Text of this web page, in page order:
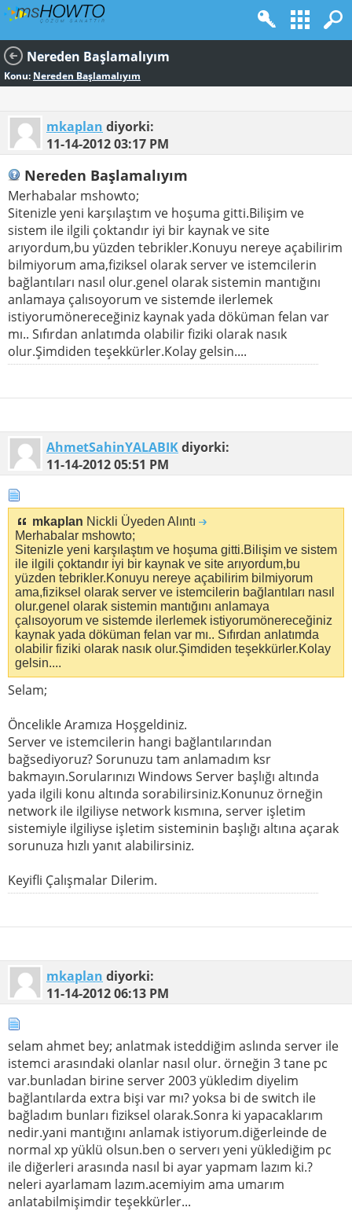
Nereden Başlamalıyım
Konu: Nereden Başlamalıyım
mkaplan diyorki:
11-14-201203:17 PM
Nereden Başlamalıyım
Merhabalar mshowto;
Sitenizle yeni karşılaştım ve hoşuma gitti.Bilişim ve
sistem ile ilgili çoktandır iyi bir kaynak ve site
arıyordum,bu yüzden tebrikler.Konuyu nereye açabilirim
bilmiyorum ama,fiziksel olarak server ve istemcilerin
bağlantıları nasıl olur.genel olarak sistemin mantığını
anlamaya çalısoyorum ve sistemde ilerlemek
istiyorumönereceğiniz kaynak yada döküman felan var
mı.. Sıfırdan anlatımda olabilir fiziki olarak nasık
olur.Şimdiden teşekkürler.Kolay gelsin....
AhmetSahinYALABIKdiyorki:
11-14-201205:51 PM
mkaplan Nickli Üyeden Alıntı
Merhabalar mshowto;
Sitenizle yeni karşılaştım ve hoşuma gitti.Bilişim ve sistem
ile ilgili çoktandır iyi bir kaynak ve site arıyordum,bu
yüzden tebrikler.Konuyu nereye açabilirim bilmiyorum
ama,fiziksel olarak server ve istemcilerin bağlantıları nasıl
olur.genel olarak sistemin mantığını anlamaya
çalısoyorum ve sistemde ilerlemek istiyorumönereceğiniz
kaynak yada döküman felan var mı.. Sıfırdan anlatımda
olabilir fiziki olarak nasık olur.Şimdiden teşekkürler.Kolay
gelsin....
Selam;
Öncelikle Aramıza Hoşgeldiniz.
Server ve istemcilerin hangi bağlantılarından
bağsediyoruz? Sorunuzu tam anlamadım ksr
bakmayın.Sorularınızı Windows Server başlığı altında
yada ilgili konu altında sorabilirsiniz.Konunuz örneğin
network ile ilgiliyse network kısmına, server işletim
sistemiyle ilgiliyse işletim sisteminin başlığı altına açarak
sorunuza hızlı yanıt alabilirsiniz.
Keyifli Çalışmalar Dilerim.
mkaplan diyorki:
11-14-201206:13 PM
selam ahmet bey; anlatmak isteddiğim aslında server ile
istemci arasındaki olanlar nasıl olur. örneğin 3 tane pc
var.bunladan birine server 2003 yükledim diyelim
bağlantılarda extra bişi var mı? yoksa bi de switch ile
bağladım bunları fiziksel olarak.Sonra ki yapacaklarım
nedir.yani mantığını anlamak istiyorum.diğerleinde de
normal xp yüklü olsun.ben o serverı yeni yüklediğim pc
ile diğerleri arasında nasıl bi ayar yapmam lazım ki.?
neleri ayarlamam lazım.acemiyim ama umarım
anlatabilmişimdir teşekkürler...